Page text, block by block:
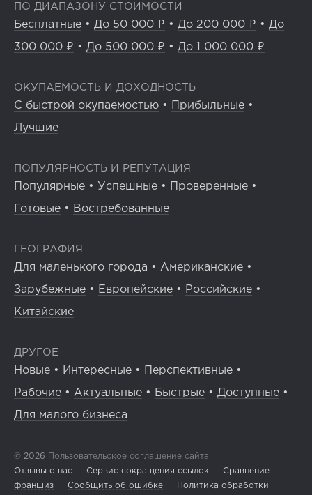
ПО ДИАПАЗОНУ СТОИМОСТИ
Бесплатные • До 50 000 ₽ • До 200 000 ₽ • До
300 000 ₽ • До 500 000 ₽ • До 1 000 000 ₽
ОКУПАЕМОСТЬ И ДОХОДНОСТЬ
С быстрой окупаемостью • Прибыльные •
Лучшие
ПОПУЛЯРНОСТЬ И РЕПУТАЦИЯ
Популярные • Успешные • Проверенные •
Готовые • Востребованные
ГЕОГРАФИЯ
Для маленького города • Американские •
Зарубежные • Европейские • Российские •
Китайские
ДРУГОЕ
Новые • Интересные • Перспективные •
Рабочие • Актуальные • Быстрые • Доступные •
Для малого бизнеса
© 2026 Пользовательское соглашение сайта
Отзывы о нас
Сервис сокращения ссылок
Сравнение
франшиз
Сообщить об ошибке Политика обработки